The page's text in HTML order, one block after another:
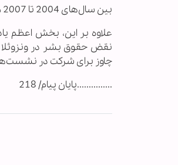
بین سال‌های 2004 تا 2007 میلادی، آمریکا 15 میلیون دلار به 300 سازمان غیردولتی در ونزوئلا کمک مالی کرده است.
علاوه بر این، بخش اعظم
نقض حقوق بشر در
چاوز برای شرکت در
...............پایان پیام/ 218